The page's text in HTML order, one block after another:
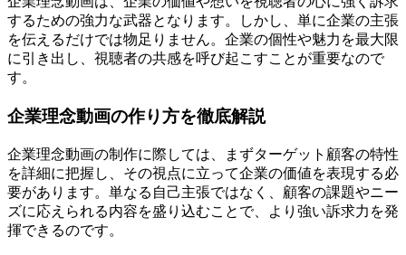
するための強力な武器となります。しかし、単に企業の主張
を伝えるだけでは物足りません。企業の個性や魅力を最大限
に引き出し、視聴者の共感を呼び起こすことが重要なので
す。
企業理念動画の作り方を徹底解説
企業理念動画の制作に際しては、まずターゲット顧客の特性
を詳細に把握し、その視点に立って企業の価値を表現する必
要があります。単なる自己主張ではなく、顧客の課題やニー
ズに応えられる内容を盛り込むことで、より強い訴求力を発
揮できるのです。